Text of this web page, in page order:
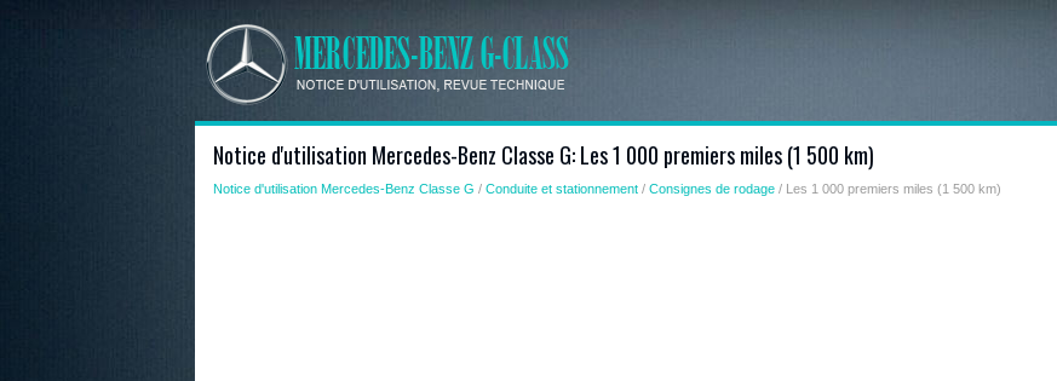
Notice d'utilisation Mercedes-Benz Classe G: Les 1 000 premiers miles (1 500 km)
Notice d'utilisation Mercedes-Benz Classe G / Conduite et stationnement/ Consignes de rodage/ Les 1 000 premiers miles (1 500 km)